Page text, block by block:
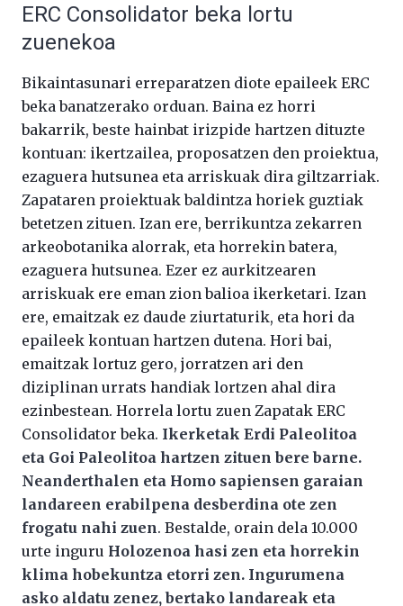
ERC Consolidator beka lortu
zuenekoa
Bikaintasunari erreparatzen diote epaileek ERC
beka banatzerako orduan. Baina ez horri
bakarrik, beste hainbat irizpide hartzen dituzte
kontuan: ikertzailea, proposatzen den proiektua,
ezaguera hutsunea eta arriskuak dira giltzarriak.
Zapataren proiektuak baldintza horiek guztiak
betetzen zituen. Izan ere, berrikuntza zekarren
arkeobotanika alorrak, eta horrekin batera,
ezaguera hutsunea. Ezer ez aurkitzearen
arriskuak ere eman zion balioa ikerketari. Izan
ere, emaitzak ez daude ziurtaturik, eta hori da
epaileek kontuan hartzen dutena. Hori bai,
emaitzak lortuz gero, jorratzen ari den
diziplinan urrats handiak lortzen ahal dira
ezinbestean. Horrela lortu zuen Zapatak ERC
Consolidator beka. Ikerketak Erdi Paleolitoa
eta Goi Paleolitoa hartzen zituen bere barne.
Neanderthalen eta Homo sapiensen garaian
landareen erabilpena desberdina ote zen
frogatu nahi zuen. Bestalde, orain dela 10.000
urte inguru Holozenoa hasi zen eta horrekin
klima hobekuntza etorri zen. Ingurumena
asko aldatu zenez, bertako landareak eta